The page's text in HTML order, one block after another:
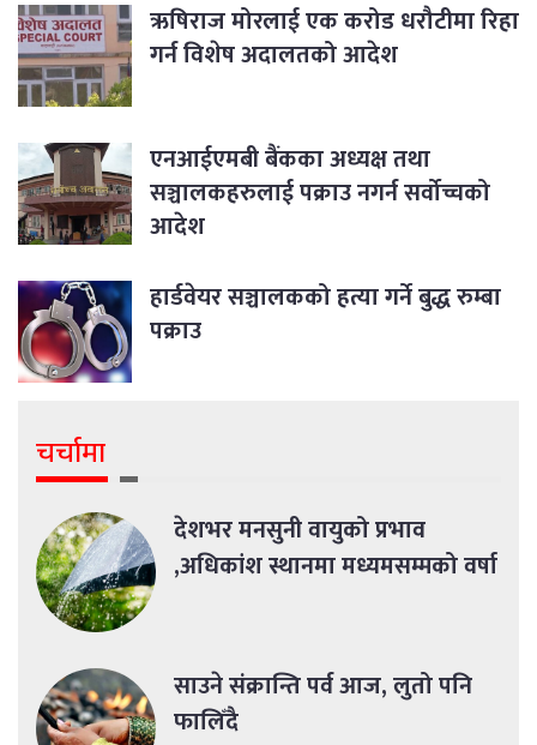
ऋषिराज मोरलाई एक करोड धरौटीमा रिहा
गर्न विशेष अदालतको आदेश
एनआईएमबी बैंकका अध्यक्ष तथा
सञ्चालकहरुलाई पक्राउ नगर्न सर्वोच्चको
आदेश
हार्डवेयर सञ्चालकको हत्या गर्ने बुद्ध रुम्बा
पक्राउ
चर्चामा
देशभर मनसुनी वायुको प्रभाव
,अधिकांश स्थानमा मध्यमसम्मको वर्षा
साउने संक्रान्ति पर्व आज, लुतो पनि
फालिँदै